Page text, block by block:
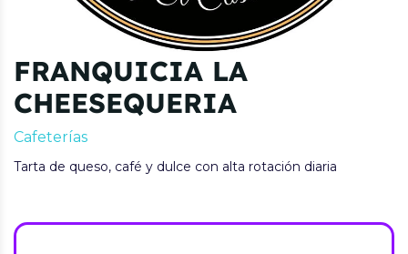
FRANQUICIA LA
CHEESEQUERIA
Cafeterías
Tarta de queso, café y dulce con alta rotación diaria